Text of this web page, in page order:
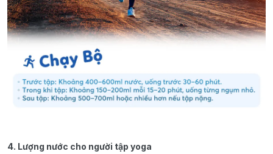
4. Lượng nước cho người tập yoga